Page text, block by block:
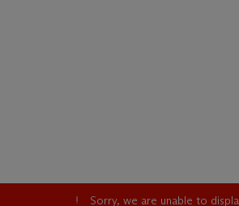
Sorry, we are unable to